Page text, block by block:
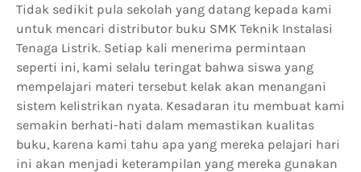
Tidak sedikit pula sekolah yang datang kepada kami
untuk mencari distributor buku SMK Teknik Instalasi
Tenaga Listrik. Setiap kali menerima permintaan
seperti ini, kami selalu teringat bahwa siswa yang
mempelajari materi tersebut kelak akan menangani
sistem kelistrikan nyata. Kesadaran itu membuat kami
semakin berhati-hati dalam memastikan kualitas
buku, karena kami tahu apa yang mereka pelajari hari
ini akan menjadi keterampilan yang mereka gunakan